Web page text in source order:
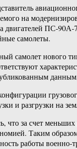
на
двигателей ПС-
самолеты.
самолет нового
и разгрузки на
что за счет
Таким
работы военно-